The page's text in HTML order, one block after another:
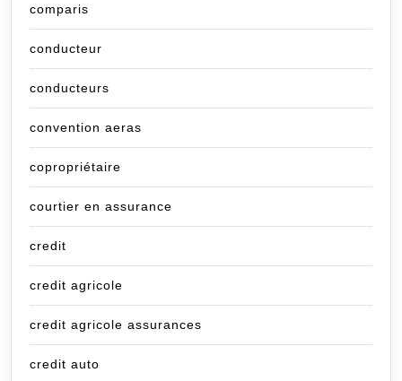
comparis
conducteur
conducteurs
convention aeras
copropriétaire
courtier en assurance
credit
credit agricole
credit agricole assurances
credit auto